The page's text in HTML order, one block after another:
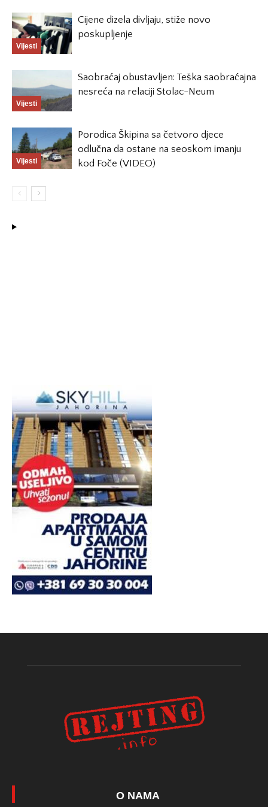
Vijesti
Cijene dizela divljaju, stiže novo
poskupljenje
Vijesti
Saobraćaj obustavljen: Teška saobraćajna
nesreća na relaciji Stolac-Neum
Vijesti
Porodica Škipina sa četvoro djece
odlučna da ostane na seoskom imanju
kod Foče (VIDEO)
O NAMA